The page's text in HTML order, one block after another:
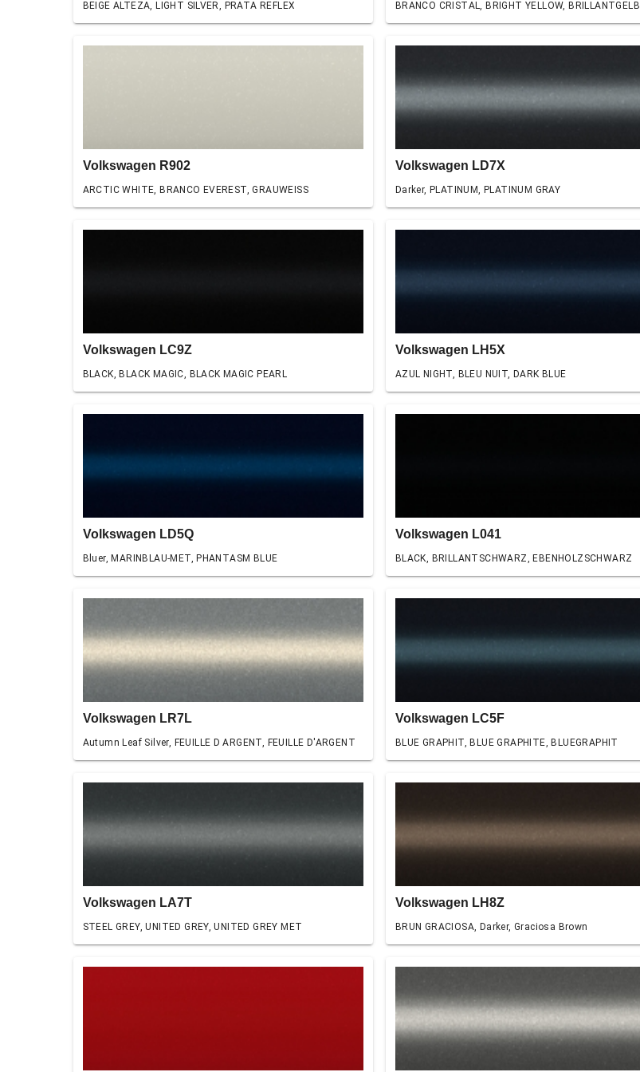
BEIGE ALTEZA, LIGHT SILVER, PRATA REFLEX BRANCO CRISTAL, BRIGHT YELLOW, BRILLANTGELB
Volkswagen R902
ARCTIC WHITE, BRANCO EVEREST, GRAUWEISS
Volkswagen LD7X
Darker, PLATINUM, PLATINUM GRAY
Volkswagen LC9Z
BLACK, BLACK MAGIC, BLACK MAGIC PEARL
Volkswagen LH5X
AZUL NIGHT, BLEU NUIT, DARK BLUE
Volkswagen LD5Q
Bluer, MARINBLAU-MET, PHANTASM BLUE
Volkswagen L041
BLACK, BRILLANTSCHWARZ, EBENHOLZSCHWARZ
Volkswagen LR7L
Autumn Leaf Silver, FEUILLE D ARGENT, FEUILLE D'ARGENT
Volkswagen LC5F
BLUE GRAPHIT, BLUE GRAPHITE, BLUEGRAPHIT
Volkswagen LA7T
STEEL GREY, UNITED GREY, UNITED GREY MET
Volkswagen LH8Z
BRUN GRACIOSA, Darker, Graciosa Brown